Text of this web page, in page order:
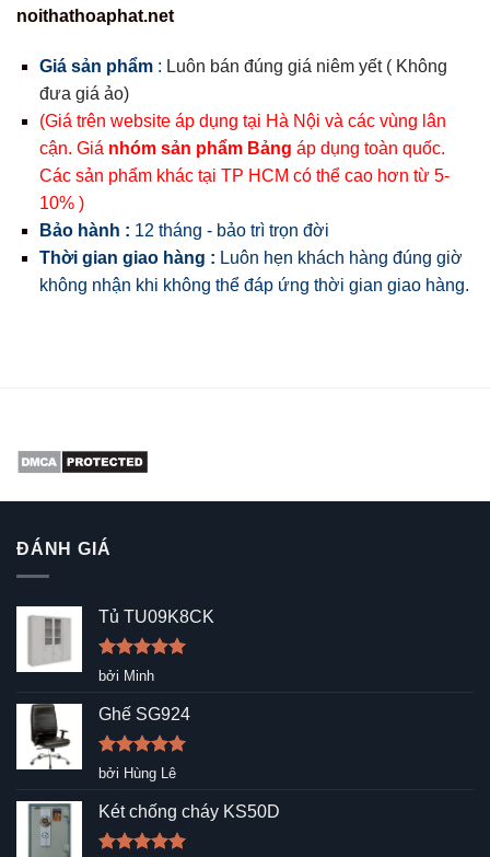
noithathoaphat.net
Giá sản phẩm: Luôn bán đúng giá niêm yết ( Không
đưa giá ảo)
(Giá trên website áp dụng tại Hà Nội và các vùng lân
cận. Giá nhóm sản phẩm Bảng áp dụng toàn quốc.
Các sản phẩm khác tại TP HCM có thể cao hơn từ 5-
10% )
Bảo hành : 12 tháng - bảo trì trọn đời
Thời gian giao hàng : Luôn hẹn khách hàng đúng giờ
không nhận khi không thể đáp ứng thời gian giao hàng.
ĐÁNH GIÁ
Tủ TU09K8CK
Được xếp
sao
bởi Minh
Ghế SG924
Được xếp
5
sao
bởi Hùng Lê
Két chống cháy KS50D